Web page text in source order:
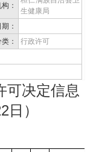
：
生健康局
：
：
行政许可
可决定信息
日）